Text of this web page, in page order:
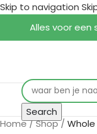
Skip to navigation
Alles voor een
Search
Home/Shop/ Whole